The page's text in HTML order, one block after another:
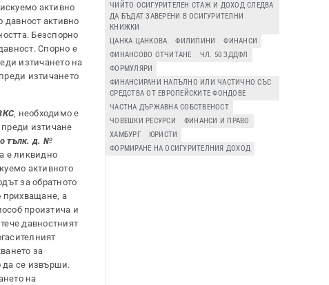
активно
давност активно
Безспорно
Спорно е
изтичането на
изтичането
, необходимо е
изтичане
тълк. д. №
е ликвидно
активното
за обратното
прихващане, а
произтича и
давностният
за
да се извърши.
на
ЧИЙТО ОСИГУРИТЕЛЕН СТАЖ И ДОХОД СЛЕДВА
ДА БЪДАТ ЗАВЕРЕНИ В ОСИГУРИТЕЛНИ
КНИЖКИ
ЦАНКА ЦАНКОВА
ФИЛИПИНИ
ФИНАНСИ
ФИНАНСОВО ОТЧИТАНЕ
ЧЛ. 50 ЗДДФЛ
ФОРМУЛЯРИ
ФИНАНСИРАНИ НАПЪЛНО ИЛИ ЧАСТИЧНО СЪС
СРЕДСТВА ОТ ЕВРОПЕЙСКИТЕ ФОНДОВЕ
ЧАСТНА ДЪРЖАВНА СОБСТВЕНОСТ
ЧОВЕШКИ РЕСУРСИ
ФИНАНСИ И ПРАВО
ХАМБУРГ
ЮРИСТИ
ФОРМИРАНЕ НА ОСИГУРИТЕЛНИЯ ДОХОД